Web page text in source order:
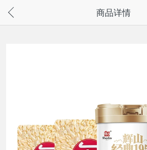
请通过微信或支付宝搜“奇兔客小程序”访问
商品详情